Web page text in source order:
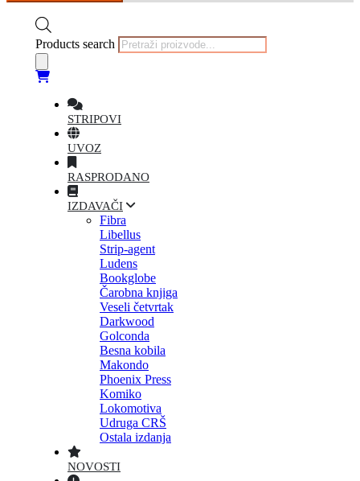
Products search
STRIPOVI
UVOZ
RASPRODANO
IZDAVAČI
Fibra
Libellus
Strip-agent
Ludens
Bookglobe
Čarobna knjiga
Veseli četvrtak
Darkwood
Golconda
Besna kobila
Makondo
Phoenix Press
Komiko
Lokomotiva
Udruga CRŠ
Ostala izdanja
NOVOSTI